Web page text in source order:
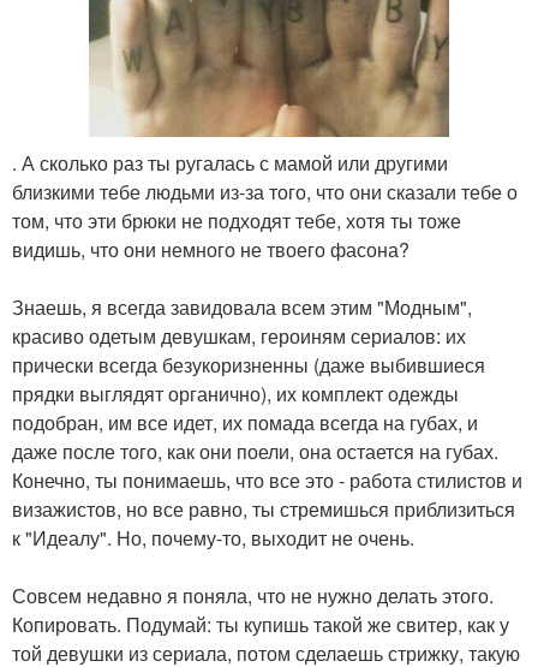
. А сколько раз ты ругалась с мамой или другими
близкими тебе людьми из-за того, что они сказали тебе о
том, что эти брюки не подходят тебе, хотя ты тоже
видишь, что они немного не твоего фасона?
Знаешь, я всегда завидовала всем этим "Модным",
красиво одетым девушкам, героиням сериалов: их
прически всегда безукоризненны (даже выбившиеся
прядки выглядят органично), их комплект одежды
подобран, им все идет, их помада всегда на губах, и
даже после того, как они поели, она остается на губах.
Конечно, ты понимаешь, что все это - работа стилистов и
визажистов, но все равно, ты стремишься приблизиться
к "Идеалу". Но, почему-то, выходит не очень.
Совсем недавно я поняла, что не нужно делать этого.
Копировать. Подумай: ты купишь такой же свитер, как у
той девушки из сериала, потом сделаешь стрижку, такую